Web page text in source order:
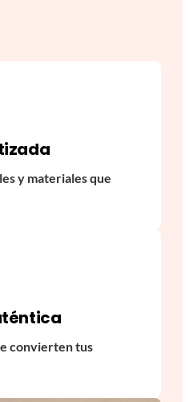
y materiales que
convierten tus